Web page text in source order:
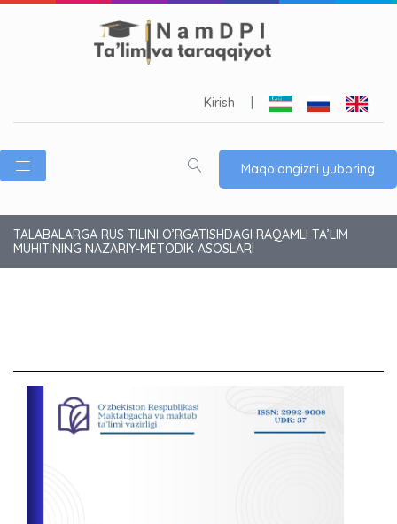
Kirish
Maqolangizni yuboring
TALABALARGA RUS TILINI O’RGATISHDAGI RAQAMLI TA’LIM
MUHITINING NAZARIY-METODIK ASOSLARI